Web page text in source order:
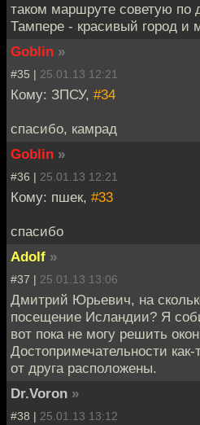
таком маршруте советую по
Тампере - красивый город и
Goblin »
#35 | 25.01.13 12:21
Кому: ЗПСУ, #34
спасибо, камрад
Goblin »
#36 | 25.01.13 12:21
Кому: пшек, #33
спасибо
Adolf »
#37 | 25.01.13 13:06
Дмитрий Юрьевич, на
посещение Исландии? Я
вот пока не могу решить
Достопримечательности
от друга расположены.
Dr.Voron »
#38 | 25.01.13 13:12